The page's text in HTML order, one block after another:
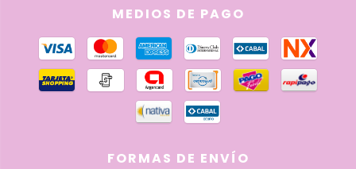
MEDIOS DE PAGO
FORMAS DE ENVÍO